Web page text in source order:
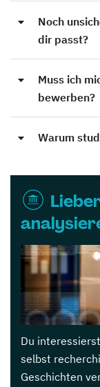
Noch
dir passt?
Muss ich
bewerben?
Warum
Du
selbst
Geschichten